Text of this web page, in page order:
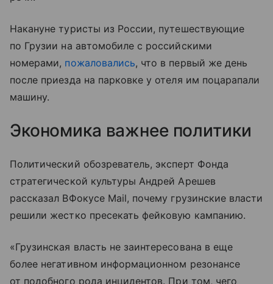
Накануне туристы из России, путешествующие
по Грузии на автомобиле с российскими
номерами, пожаловались, что в первый же день
после приезда на парковке у отеля им поцарапали
машину.
Экономика важнее политики
Политический обозреватель, эксперт Фонда
стратегической культуры Андрей Арешев
рассказал ВФокусе Mail, почему грузинские власти
решили жестко пресекать фейковую кампанию.
«Грузинская власть не заинтересована в еще
более негативном информационном резонансе
от подобного рода инцидентов. При том, чего